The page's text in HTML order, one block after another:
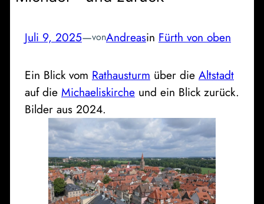
Juli 9, 2025—vonAndreasin Fürth von oben
Ein Blick vom Rathausturm über die Altstadt
auf die Michaeliskircheund ein Blick zurück.
Bilder aus 2024.